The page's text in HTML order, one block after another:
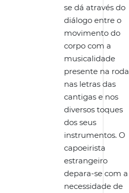
se dá através do
diálogo entre o
movimento do
corpo com a
musicalidade
presente na
nas letras das
cantigas e nos
diversos toques
dos seus
instrumentos. O
capoeirista
estrangeiro
depara-se com a
necessidade de